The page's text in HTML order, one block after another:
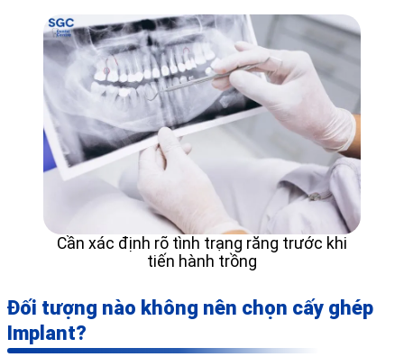
Cần xác định rõ tình trạng răng trước khi
tiến hành trồng
Đối tượng nào không nên chọn cấy ghép
Implant?